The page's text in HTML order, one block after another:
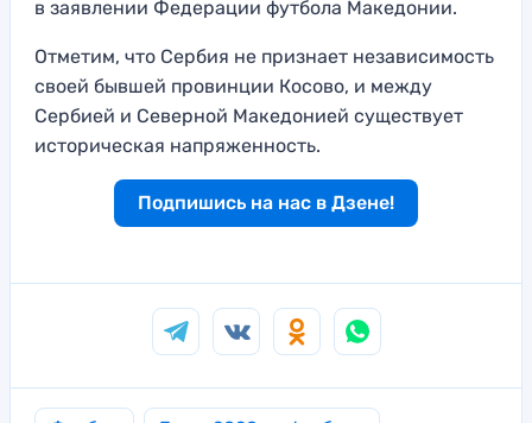
в заявлении Федерации футбола Македонии.
Отметим, что Сербия не признает независимость
своей бывшей провинции Косово, и между
Сербией и Северной Македонией существует
историческая напряженность.
Подпишись на нас в Дзене!